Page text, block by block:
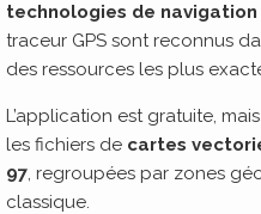
technologies de
traceur GPS sont reconnus
des ressources les plus
L’application est gratuite,
les fichiers de cartes
97, regroupées par zones
classique.